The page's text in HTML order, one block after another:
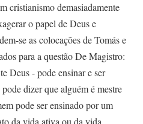
cristianismo demasiadamente
o papel de Deus e
se as colocações de Tomás e
para a questão De Magistro:
Deus - pode ensinar e ser
dizer que alguém é mestre
pode ser ensinado por um